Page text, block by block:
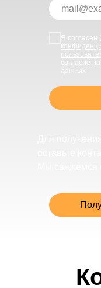
Я согласен
согласие
данных